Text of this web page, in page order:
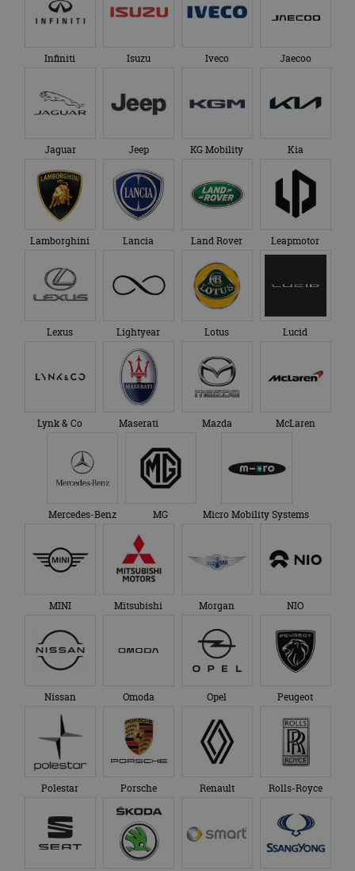
Infiniti Isuzu Iveco Jaecoo
Jaguar Jeep KG Mobility Kia
Lamborghini Lancia Land Rover Leapmotor
Lexus Lightyear Lotus Lucid
Lynk & Co Maserati Mazda McLaren
Mercedes-Benz MG Micro Mobility Systems
MINI Mitsubishi Morgan NIO
Nissan Omoda Opel Peugeot
Polestar Porsche Renault Rolls-Royce